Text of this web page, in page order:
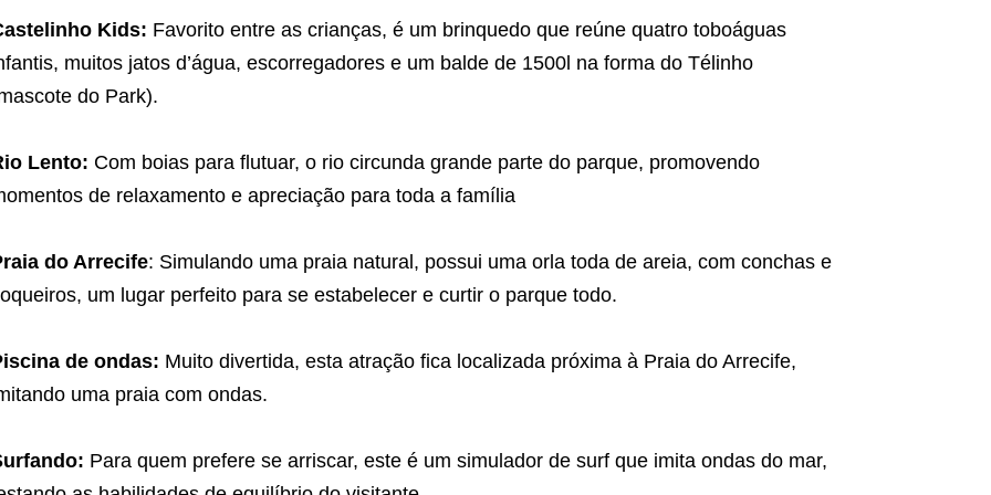
Kids: Favorito entre as crianças, é um brinquedo que reúne quatro toboáguas
muitos jatos d’água, escorregadores e um balde de 1500l na forma do Télinho
do Park).
Lento: Com boias para flutuar, o rio circunda grande parte do parque, promovendo
de relaxamento e apreciação para toda a família
do Arrecife: Simulando uma praia natural, possui uma orla toda de areia, com conchas e
um lugar perfeito para se estabelecer e curtir o parque todo.
de ondas: Muito divertida, esta atração fica localizada próxima à Praia do Arrecife,
uma praia com ondas.
Para quem prefere se arriscar, este é um simulador de surf que imita ondas do mar,